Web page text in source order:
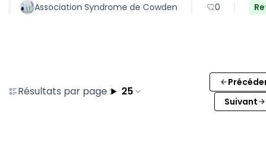
Association Syndrome de Cowden 0
Résultats par page : 25
Suivant